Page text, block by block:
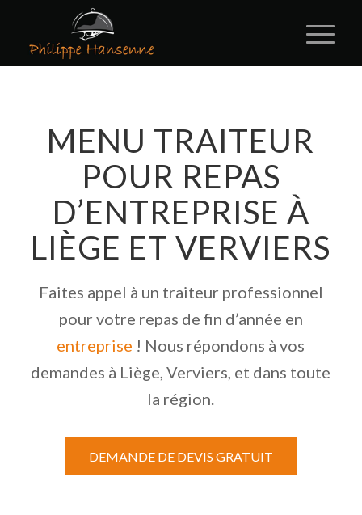
MENU TRAITEUR
POUR REPAS
D’ENTREPRISE À
LIÈGE ET VERVIERS
Faites appel à un traiteur professionnel
pour votre repas de fin d’année en
entreprise ! Nous répondons à vos
demandes à Liège, Verviers, et dans toute
la région.
DEMANDE DE DEVIS GRATUIT